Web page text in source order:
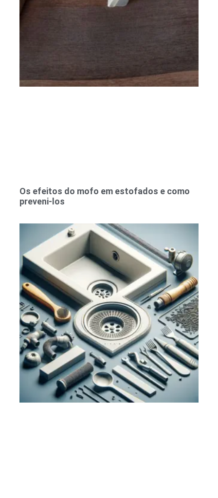
Os efeitos do mofo em estofados e como
preveni-los